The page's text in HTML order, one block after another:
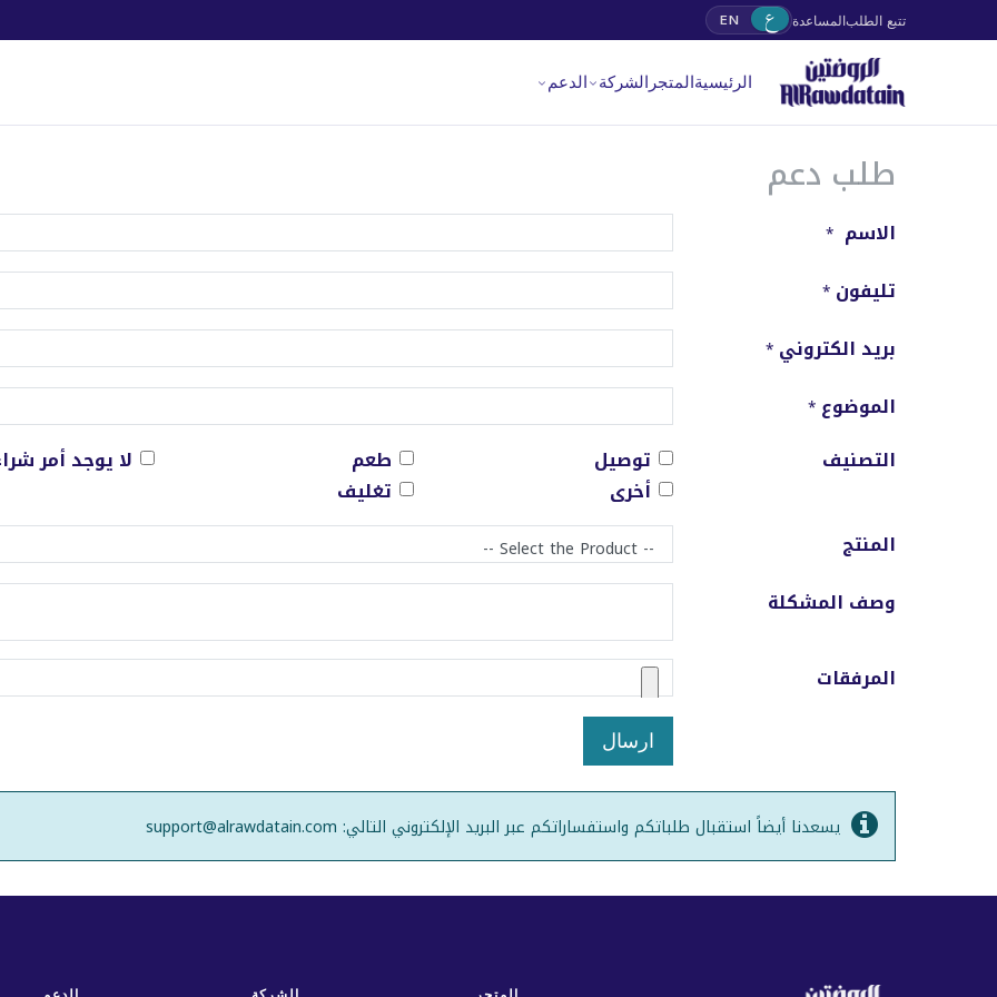
تتبع الطلبالمساعدة ع EN
الرئيسيةالمتجر الشركة الدعم
طلب دعم
الاسم *
تليفون *
بريد الكتروني *
الموضوع *
التصنيف توصيل طعم
لا يوجد أمر
أخرى
تغليف
المنتج
وصف المشكلة
المرفقات
ارسال
يسعدنا أيضاً استقبال طلباتكم واستفساراتكم عبر البريد الإلكتروني التالي: support@alrawdatain.com